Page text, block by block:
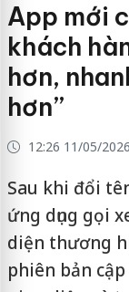
App mới
khách
hơn,
hơn”
12:26 11/05/2026
Sau khi đổi
ứng dụng gọi
diện thương
phiên bản